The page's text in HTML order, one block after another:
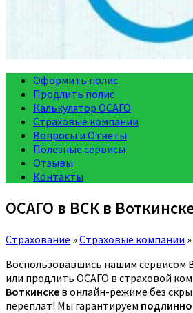
Оформить полис
Продлить полис
Калькулятор ОСАГО
Страховые компании
Вопросы и Ответы
Полезные сервисы
Отзывы
Контакты
ОСАГО в ВСК в
Страхование »Страховые компании »
Воспользовавшись нашим
или продлить ОСАГО в страховой
Воткинске в онлайн-режиме без
переплат! Мы гарантируем